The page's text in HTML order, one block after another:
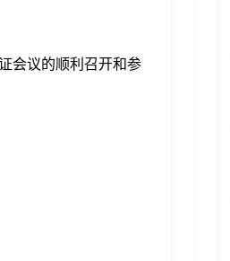
会议的顺利召开和参